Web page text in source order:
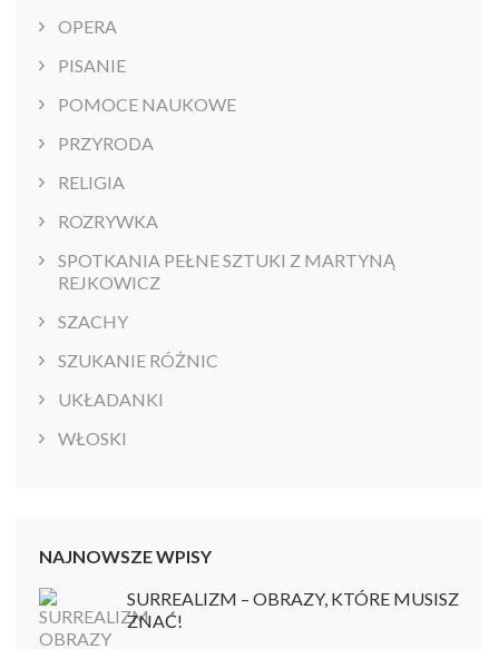
OPERA
PISANIE
POMOCE NAUKOWE
PRZYRODA
RELIGIA
ROZRYWKA
SPOTKANIA PEŁNE SZTUKI Z MARTYNĄ
REJKOWICZ
SZACHY
SZUKANIE RÓŻNIC
UKŁADANKI
WŁOSKI
NAJNOWSZE WPISY
SURREALIZM – OBRAZY, KTÓRE MUSISZ
ZNAĆ!